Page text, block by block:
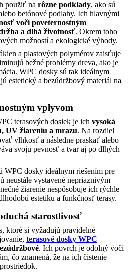
použiť na rôzne podklady, ako sú
betónové podlahy. Ich hlavnými
voči poveternostným
a dlhá životnosť. Okrem toho
možností a ekologické výhody.
a plastových polymérov zaisťuje
bežné problémy dreva, ako je
WPC dosky sú tak ideálnym
estetický a bezúdržbový materiál na
vplyvom
terasových dosiek je ich vysoká
UV žiareniu a mrazu. Na rozdiel
vlhkosť a následne praskať alebo
svoju pevnosť a tvar aj po dlhých
WPC dosky ideálnym riešením pre
neustále vystavené nepriaznivým
žiarenie nespôsobuje ich rýchle
estetiku a funkčnosť terasy.
starostlivosť
ktoré si vyžadujú pravidelné
terasové dosky WPC
. Ich povrch je odolný voči
čo znamená, že na ich čistenie